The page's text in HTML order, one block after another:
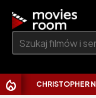
Szukaj:
CHRISTOPHER NOLAN